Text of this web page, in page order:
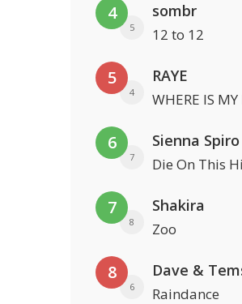
4
5
sombr
12 to 12
5
4
RAYE
WHERE IS
6
7
Sienna Spiro
Die On This
7
8
Shakira
Zoo
8
6
Dave &
Raindance